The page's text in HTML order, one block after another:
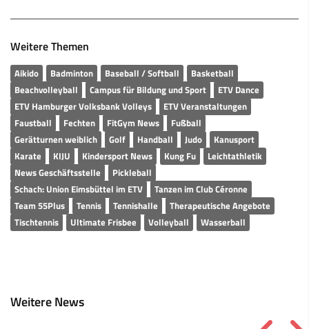
Weitere Themen
Aikido Badminton Baseball / Softball
Basketball
Beachvolleyball
Campus für Bildung und Sport
ETV Dance
ETV Hamburger Volksbank Volleys
ETV Veranstaltungen
Faustball
Fechten FitGym News
Fußball
Gerätturnen weiblich
Golf Handball Judo
Kanusport
Karate
KIJU Kindersport News Kung Fu
Leichtathletik
News Geschäftsstelle
Pickleball
Schach: Union Eimsbüttel im ETV
Tanzen im Club Céronne
Team 55Plus
Tennis Tennishalle
Therapeutische Angebote
Tischtennis
Ultimate Frisbee Volleyball Wasserball
Weitere News